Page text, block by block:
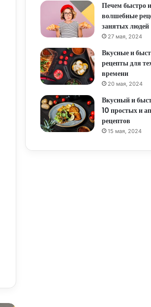
Печем быстро
волшебные
занятых людей
27 мая, 2024
Вкусные и
рецепты для
времени
20 мая, 2024
Вкусный и
10 простых и
рецептов
15 мая, 2024